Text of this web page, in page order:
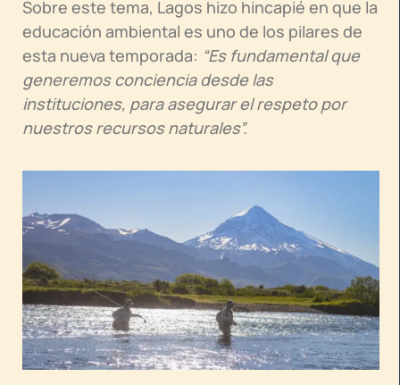
Sobre este tema, Lagos hizo hincapié en que la
educación ambiental es uno de los pilares de
esta nueva temporada: “Es fundamental que
generemos conciencia desde las
instituciones, para asegurar el respeto por
nuestros recursos naturales”.